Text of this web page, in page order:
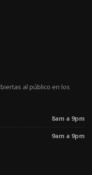
al público en los
8am a 9pm
9am a 9pm